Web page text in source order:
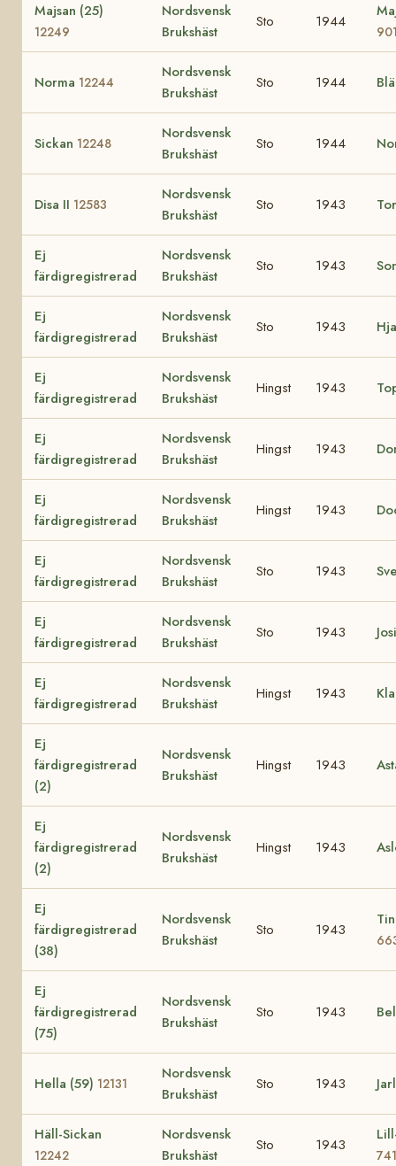
Majsan (25)
12249
Nordsvensk
Brukshäst
Sto 1944
Norma 12244
Nordsvensk
Brukshäst
Sto 1944
Sickan 12248
Nordsvensk
Brukshäst
Sto 1944
Disa II 12583
Nordsvensk
Brukshäst
Sto 1943
Ej
färdigregistrerad
Nordsvensk
Brukshäst
Sto 1943
Ej
färdigregistrerad
Nordsvensk
Brukshäst
Sto 1943
Ej
färdigregistrerad
Nordsvensk
Brukshäst
Hingst 1943
Ej
färdigregistrerad
Nordsvensk
Brukshäst
Hingst 1943
Ej
färdigregistrerad
Nordsvensk
Brukshäst
Hingst 1943
Ej
färdigregistrerad
Nordsvensk
Brukshäst
Sto 1943
Ej
färdigregistrerad
Nordsvensk
Brukshäst
Sto 1943
Ej
färdigregistrerad
Nordsvensk
Brukshäst
Hingst 1943
Ej
färdigregistrerad
(2)
Nordsvensk
Brukshäst
Hingst 1943
Ej
färdigregistrerad
(2)
Nordsvensk
Brukshäst
Hingst 1943
Ej
färdigregistrerad
(38)
Nordsvensk
Brukshäst
Sto 1943
Ej
färdigregistrerad
(75)
Nordsvensk
Brukshäst
Sto 1943
Hella (59) 12131
Nordsvensk
Brukshäst
Sto 1943
Häll-Sickan
12242
Nordsvensk
Brukshäst
Sto 1943